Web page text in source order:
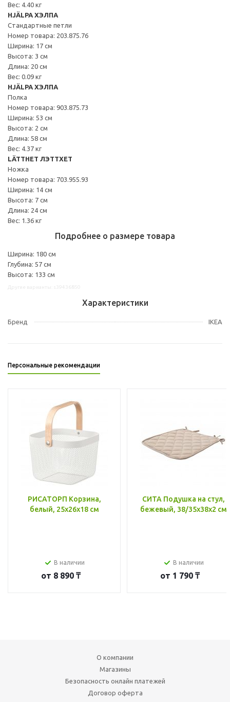
Вес: 4.40 кг
HJÄLPA ХЭЛПА
Стандартные петли
Номер товара: 203.875.76
Ширина: 17 см
Высота: 3 см
Длина: 20 см
Вес: 0.09 кг
HJÄLPA ХЭЛПА
Полка
Номер товара: 903.875.73
Ширина: 53 см
Высота: 2 см
Длина: 58 см
Вес: 4.37 кг
LÄTTHET ЛЭТТХЕТ
Ножка
Номер товара: 703.955.93
Ширина: 14 см
Высота: 7 см
Длина: 24 см
Вес: 1.36 кг
Подробнее о размере товара
Ширина: 180 см
Глубина: 57 см
Высота: 133 см
Характеристики
Бренд IKEA
Персональные рекомендации
РИСАТОРП Корзина,
белый, 25x26x18 см
В наличии
от 8 890 ₸
СИТА Подушка на стул,
бежевый, 38/35x38x2 см
В наличии
от 1 790 ₸
О компании
Магазины
Безопасность онлайн платежей
Договор оферта